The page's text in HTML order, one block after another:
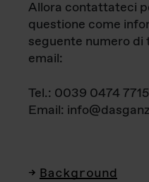
Allora contattateci
questione come
seguente numero
email:
Tel.: 0039 0474
Email:
Background